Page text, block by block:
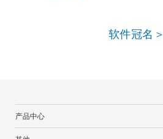
软件冠名＞
产品中心